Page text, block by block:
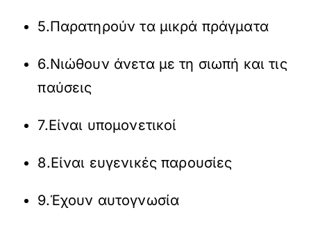
5.Παρατηρούν τα μικρά πράγματα
6.Νιώθουν άνετα με τη σιωπή και τις
παύσεις
7.Είναι υπομονετικοί
8.Είναι ευγενικές παρουσίες
9.Έχουν αυτογνωσία